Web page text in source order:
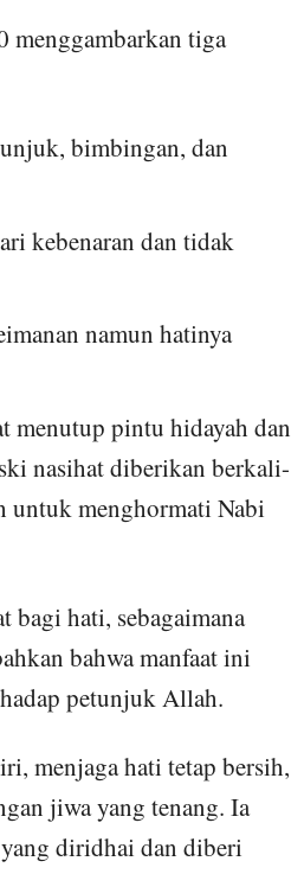
menggambarkan tiga
bimbingan, dan
kebenaran dan tidak
namun hatinya
menutup pintu hidayah dan
nasihat diberikan berkali-
untuk menghormati Nabi
bagi hati, sebagaimana
bahwa manfaat ini
petunjuk Allah.
menjaga hati tetap bersih,
jiwa yang tenang. Ia
diridhai dan diberi